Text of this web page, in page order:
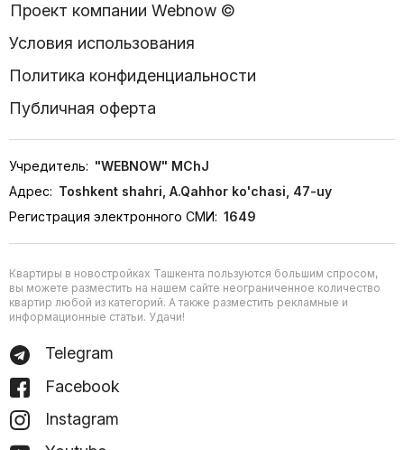
Проект компании Webnow ©
Условия использования
Политика конфиденциальности
Публичная оферта
Учредитель: "WEBNOW" MChJ
Адрес: Toshkent shahri, A.Qahhor ko'chasi, 47-uy
Регистрация электронного СМИ: 1649
Квартиры в новостройках Ташкента пользуются большим спросом,
вы можете разместить на нашем сайте неограниченное количество
квартир любой из категорий. А также разместить рекламные и
информационные статьи. Удачи!
Telegram
Facebook
Instagram